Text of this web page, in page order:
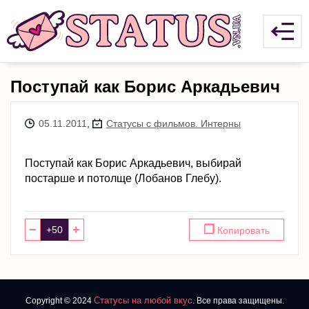
Поступай как Борис Аркадьевич
05.11.2011 Статусы с фильмов. Интерны
Поступай как Борис Аркадьевич, выбирай
постарше и потолще (Лобанов Глебу).
− + ❐ Копировать
Copyright © 2024 Статусы на любой вкус. Все права защищены.